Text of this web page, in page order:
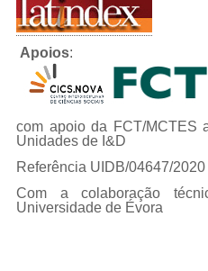
Apoios:
com apoio da FCT/MCTES
Unidades de I&D
Referência UIDB/04647/2020
Com a colaboração
Universidade de Évora